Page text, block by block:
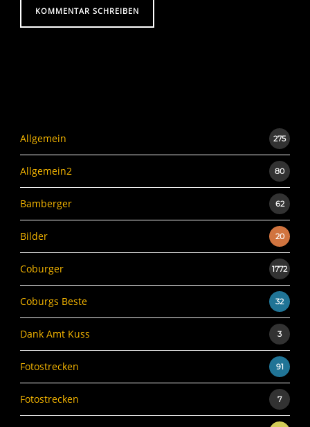
Allgemein 275
Allgemein2 80
Bamberger 62
Bilder 20
Coburger 1772
Coburgs Beste 32
Dank Amt Kuss 3
Fotostrecken 91
Fotostrecken 7